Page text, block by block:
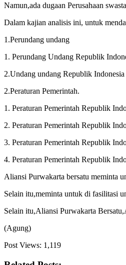
Namun,ada dugaan Perusahaan
Dalam kajian analisis ini, untuk
1.Perundang undang
1. Perundang Undang Republik
2.Undang undang Republik
2.Peraturan Pemerintah.
1. Peraturan Pemerintah Republik
2. Peraturan Pemerintah Republik
3. Peraturan Pemerintah Republik
4. Peraturan Pemerintah Republik
Aliansi Purwakarta bersatu meminta
Selain itu,meminta untuk di fasilitasi
Selain itu,Aliansi Purwakarta
(Agung)
Post Views: 1,119